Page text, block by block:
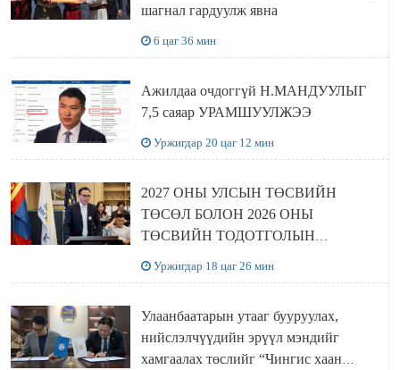
шагнал гардуулж явна
6 цаг 36 мин
Ажилдаа очдоггүй Н.МАНДУУЛЫГ
7,5 саяар УРАМШУУЛЖЭЭ
Уржигдар 20 цаг 12 мин
2027 ОНЫ УЛСЫН ТӨСВИЙН
ТӨСӨЛ БОЛОН 2026 ОНЫ
ТӨСВИЙН ТОДОТГОЛЫН
Уржигдар 18 цаг 26 мин
Улаанбаатарын утааг бууруулах,
нийслэлчүүдийн эрүүл мэндийг
хамгаалах төслийг “Чингис хаан